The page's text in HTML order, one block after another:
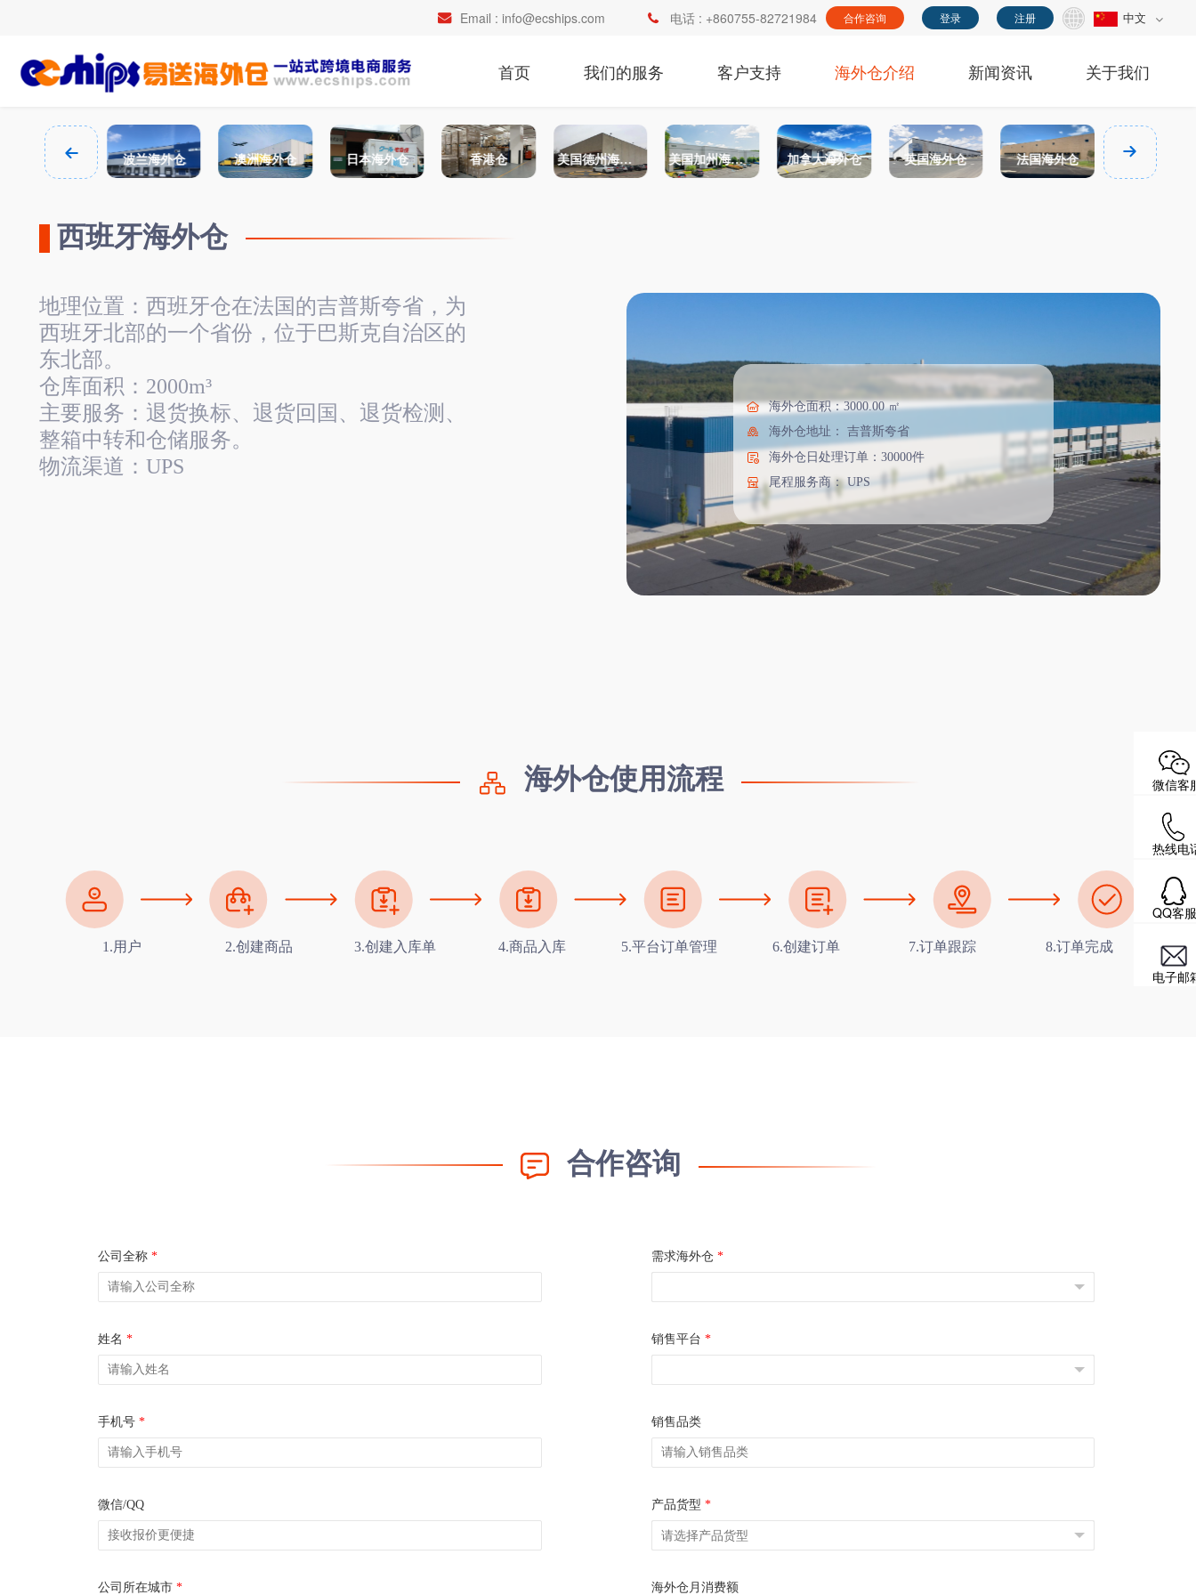
中文
注册
登录
合作咨询
Email : info@ecships.com 电话 : +860755-82721984
首页 我们的服务 客户支持 海外仓介绍 新闻资讯 关于我们
西班牙海外仓 波兰海外仓 澳洲海外仓 日本海外仓 香港仓 美国德州海外仓 美国加州海外仓 加拿大海外仓 英国海外仓 法国海外仓 德国海外仓
西班牙海外仓
地理位置：西班牙仓在法国的吉普斯夸省，为
西班牙北部的一个省份，位于巴斯克自治区的
东北部。
仓库面积：2000m³
主要服务：退货换标、退货回国、退货检测、
整箱中转和仓储服务。
物流渠道：UPS
海外仓面积：3000.00 ㎡
海外仓地址：
吉普斯夸省
海外仓日处理订单：30000件
尾程服务商： UPS
海外仓使用流程
1.用户 2.创建商品 3.创建入库单 4.商品入库 5.平台订单管理 6.创建订单 7.订单跟踪 8.订单完成
合作咨询
公司全称 * 需求海外仓 *
姓名 * 销售平台 *
手机号 * 销售品类
微信/QQ 产品货型 *
公司所在城市 * 海外仓月消费额
微信客
热线电
QQ客服
电子邮